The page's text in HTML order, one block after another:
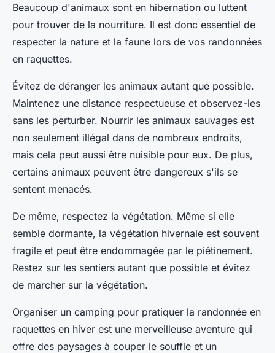
Beaucoup d'animaux sont en hibernation ou luttent
pour trouver de la nourriture. Il est donc essentiel de
respecter la nature et la faune lors de vos randonnées
en raquettes.
Évitez de déranger les animaux autant que possible.
Maintenez une distance respectueuse et observez-les
sans les perturber. Nourrir les animaux sauvages est
non seulement illégal dans de nombreux endroits,
mais cela peut aussi être nuisible pour eux. De plus,
certains animaux peuvent être dangereux s'ils se
sentent menacés.
De même, respectez la végétation. Même si elle
semble dormante, la végétation hivernale est souvent
fragile et peut être endommagée par le piétinement.
Restez sur les sentiers autant que possible et évitez
de marcher sur la végétation.
Organiser un camping pour pratiquer la randonnée en
raquettes en hiver est une merveilleuse aventure qui
offre des paysages à couper le souffle et un